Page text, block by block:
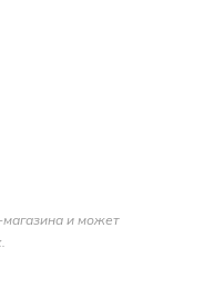
магазина и может